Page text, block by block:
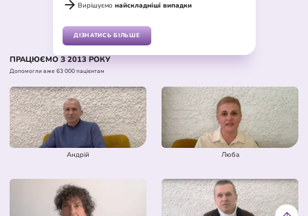
Вирішуємо найскладніші випадки
ДІЗНАТИСЬ БІЛЬШЕ
ПРАЦЮЄМО З 2013 РОКУ
Допомогли вже 63 000 пацієнтам
Андрій Люба